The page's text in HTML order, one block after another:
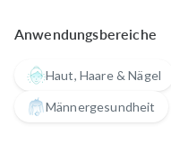
Anwendungsbereiche
Haut, Haare & Nägel
Männergesundheit